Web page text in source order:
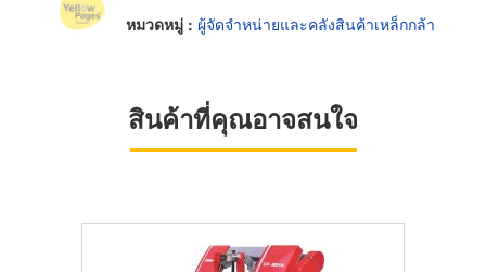
หมวดหมู่ : ผู้จัดจำหน่ายและคลังสินค้าเหล็กกล้า
สินค้าที่คุณอาจสนใจ